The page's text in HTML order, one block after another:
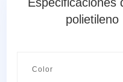
Color